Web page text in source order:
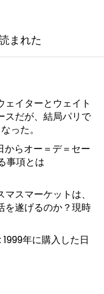
まれた
ェイターとウェイト
スだが、結局パリで
った。
からオー＝デ＝セー
事項とは
スマーケットは、
を遂げるのか？現時
年に購入した日